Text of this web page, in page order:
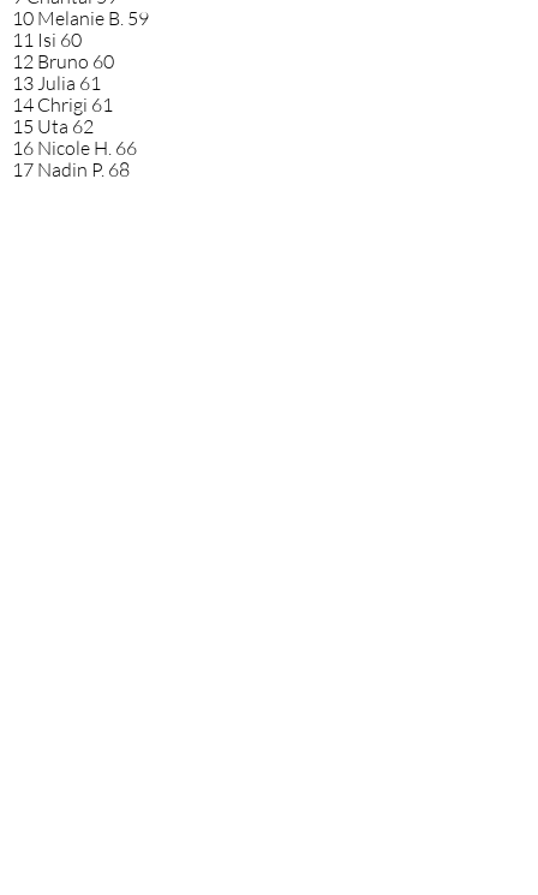
10 Melanie B. 59
11 Isi 60
12 Bruno 60
13 Julia 61
14 Chrigi 61
15 Uta 62
16 Nicole H. 66
17 Nadin P. 68